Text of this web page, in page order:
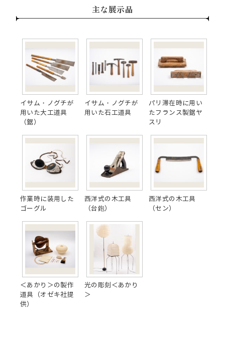
主な展示品
イサム・ノグチが
用いた大工道具
（鋸）
イサム・ノグチが
用いた石工道具
パリ滞在時に用い
たフランス製鋸ヤ
スリ
作業時に装用した
ゴーグル
西洋式の木工具
（台鉋）
西洋式の木工具
（セン）
＜あかり＞の製作
道具（オゼキ社提
供）
光の彫刻＜あかり
＞